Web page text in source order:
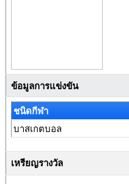
ข้อมูลการแข่งขัน
ชนิดกีฬา
บาสเกตบอล
เหรียญรางวัล